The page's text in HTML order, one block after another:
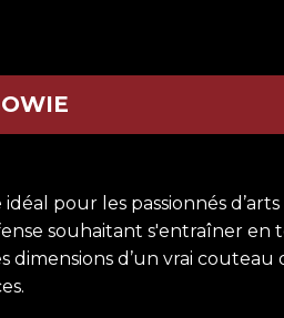
idéal pour les passionnés
souhaitant s'entraîner en
d’un vrai couteau